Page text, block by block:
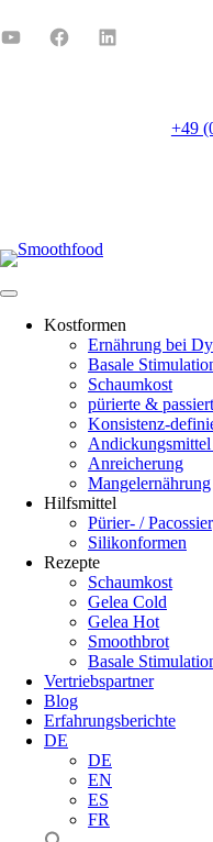
+49
Kostformen
Ernährung bei
Basale
Schaumkost
pürierte &
Konsistenz-
Andickungsmittel
Anreicherung
Mangelernährung
Hilfsmittel
Pürier- /
Silikonformen
Rezepte
Schaumkost
Gelea Cold
Gelea Hot
Smoothbrot
Basale
Vertriebspartner
Blog
Erfahrungsberichte
DE
DE
EN
ES
FR